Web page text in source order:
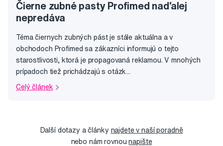
Čierne zubné pasty Profimed naďalej
nepredáva
Téma čiernych zubných pást je stále aktuálna a v
obchodoch Profimed sa zákazníci informujú o tejto
starostlivosti, ktorá je propagovaná reklamou. V mnohých
prípadoch tiež prichádzajú s otázk...
Celý článek
Další dotazy a články najdete v naší poradně
nebo nám rovnounapište